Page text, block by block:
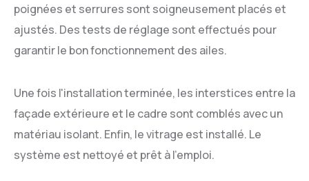
poignées et serrures sont soigneusement placés et
ajustés. Des tests de réglage sont effectués pour
garantir le bon fonctionnement des ailes.
Une fois l'installation terminée, les interstices entre la
façade extérieure et le cadre sont comblés avec un
matériau isolant. Enfin, le vitrage est installé. Le
système est nettoyé et prêt à l'emploi.